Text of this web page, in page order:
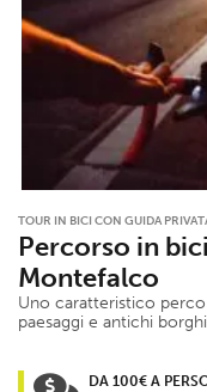
TOUR IN BICI CON GUIDA
Percorso in
Montefalco
Uno caratteristico
paesaggi e antichi
DA 100€ A